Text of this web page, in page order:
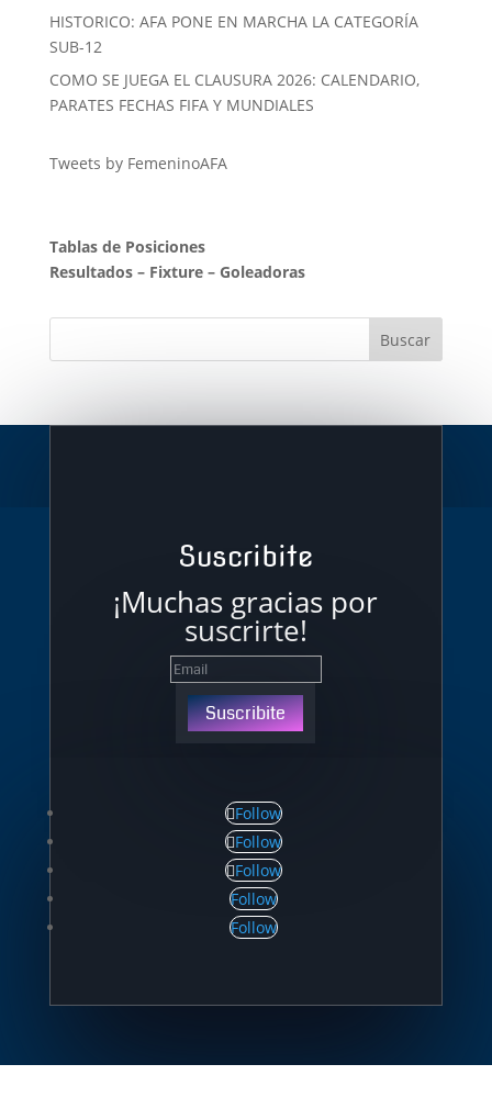
HISTORICO: AFA PONE EN MARCHA LA CATEGORÍA
SUB-12
COMO SE JUEGA EL CLAUSURA 2026: CALENDARIO,
PARATES FECHAS FIFA Y MUNDIALES
Tweets by FemeninoAFA
Tablas de Posiciones
Resultados– Fixture– Goleadoras
Suscribite
¡Muchas gracias por
suscrirte!
Suscribite
Follow
Follow
Follow
Follow
Follow